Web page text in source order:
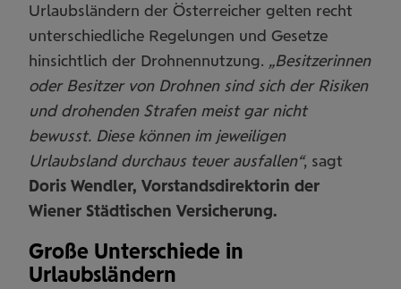
Urlaubsländern der Österreicher gelten recht
unterschiedliche Regelungen und Gesetze
hinsichtlich der Drohnennutzung. „Besitzerinnen
oder Besitzer von Drohnen sind sich der Risiken
und drohenden Strafen meist gar nicht
bewusst. Diese können im jeweiligen
Urlaubsland durchaus teuer ausfallen“, sagt
Doris Wendler, Vorstandsdirektorin der
Wiener Städtischen Versicherung.
Große Unterschiede in
Urlaubsländern